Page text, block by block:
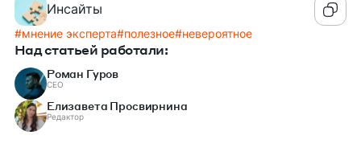
Инсайты
#мнение эксперта#полезное#невероятное
Над статьей работали:
Роман Гуров
СЕО
Елизавета Просвирнина
Редактор